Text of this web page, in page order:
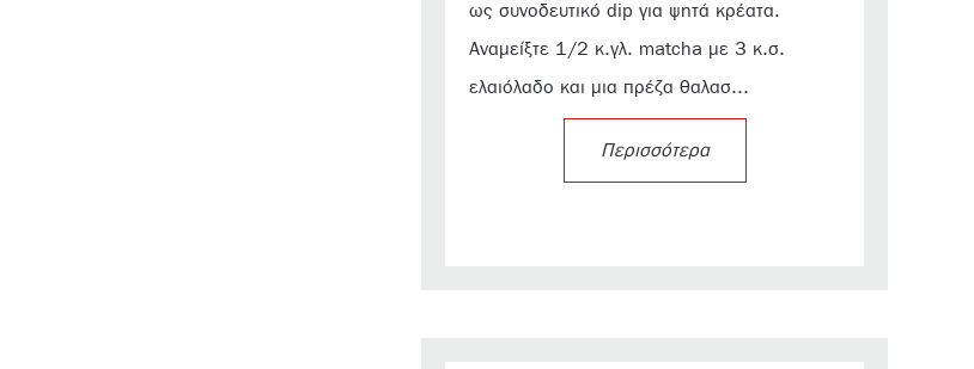
ως συνοδευτικό dip για ψητά κρέατα.
Αναμείξτε 1/2 κ.γλ. matcha με 3 κ.σ.
ελαιόλαδο και μια πρέζα θαλασ...
Περισσότερα